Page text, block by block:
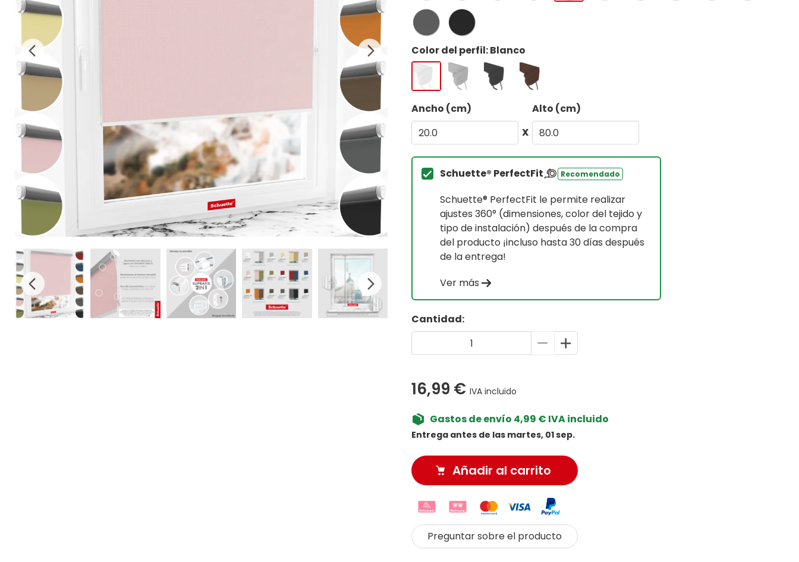
Color del perfil: Blanco
Ancho (cm)
X
Alto (cm)
Schuette® PerfectFit Recomendado
Schuette® PerfectFit le permite realizar
ajustes 360° (dimensiones, color del tejido y
tipo de instalación) después de la compra
del producto ¡incluso hasta 30 días después
de la entrega!
Ver más
Cantidad:
16,99 € IVA incluido
Gastos de envío 4,99 € IVA incluido
Entrega antes de las martes, 01 sep.
Añadir al carrito
Preguntar sobre el producto